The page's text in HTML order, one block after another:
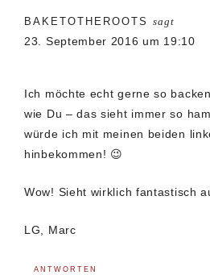
Interaktionen
BAKETOTHEROOTS sagt
23. September 2016 um 19:10
Ich möchte echt gerne so
wie Du – das sieht immer so
würde ich mit meinen beiden
hinbekommen! 😉
Wow! Sieht wirklich fantastisch
LG, Marc
ANTWORTEN